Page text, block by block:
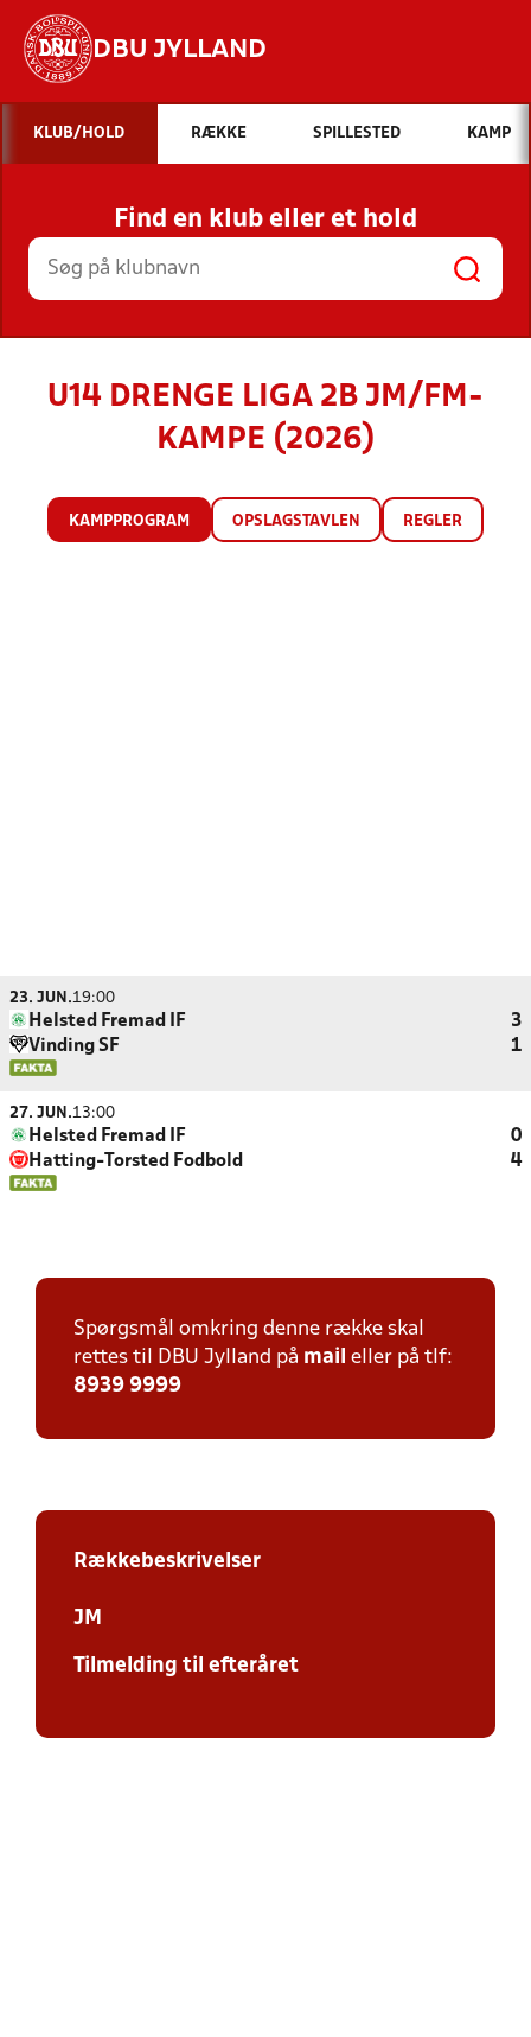
DBU JYLLAND
Hvad vil du søge efter?
INDHOLD OG NYHEDER
STILLINGER, RESULTATER, KLUBBER OG
HOLD
KLUB/HOLD RÆKKE SPILLESTED KAMP
Find en klub eller et hold
U14 DRENGE LIGA 2B JM/FM-
KAMPE (2026)
KAMPPROGRAM OPSLAGSTAVLEN REGLER
23. JUN.19:00
Helsted Fremad IF
3
Vinding SF
1
27. JUN.13:00
Helsted Fremad IF
0
Hatting-Torsted Fodbold
4
Spørgsmål omkring denne række skal
rettes til DBU Jylland på mail eller på tlf:
8939 9999
Rækkebeskrivelser
JM
Tilmelding til efteråret